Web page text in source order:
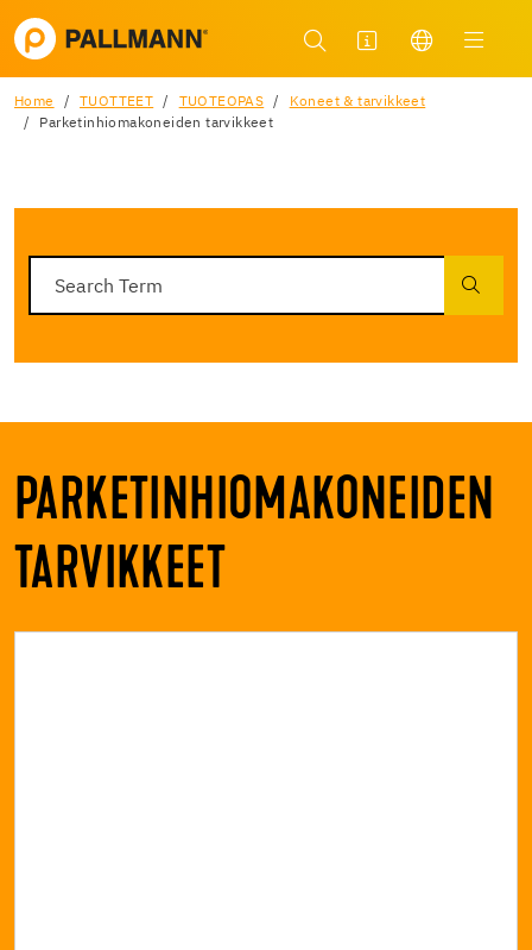
Home TUOTTEET TUOTEOPAS
Koneet & tarvikkeet
Parketinhiomakoneiden tarvikkeet
PARKETINHIOMAKONEIDEN
TARVIKKEET